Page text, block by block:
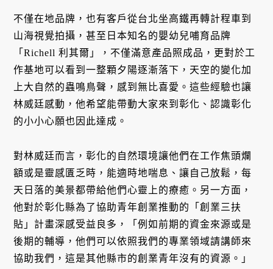
不僅在地品牌，也有客戶從台北坐高鐵再轉計程車到
山海視覺拍攝，甚至日本知名的嬰幼兒哺育品牌
「Richell 利其爾」，不僅滿意產品照成品，更對於工
作基地可以看到一整顆夕陽逐漸落下，天空的變化加
上大自然的蟲鳴鳥聲，感到無比喜愛。這些經驗也讓
林威廷感動，他希望能帶動大家來到彰化、認識彰化
的小小心願也因此達成。
對林威廷而言，彰化的自然環境讓他們在工作焦頭爛
額或是靈感匱乏時，能適時地喘息、讓自己放鬆，每
天日落的美景都帶給他們心靈上的療癒。另一方面，
他對於彰化縣為了協助青年創業推動的「創業三扶
貼」計畫深感受益良多，「例如前期的資金來源或是
後期的輔導，他們可以依照我們的專業領域請講師來
協助我們，這是其他縣市的創業青年沒有的資源。」